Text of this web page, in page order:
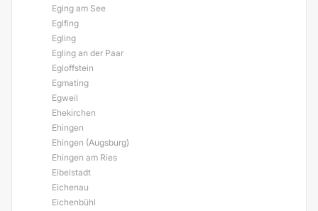
Eging am See
Eglfing
Egling
Egling an der Paar
Egloffstein
Egmating
Egweil
Ehekirchen
Ehingen
Ehingen (Augsburg)
Ehingen am Ries
Eibelstadt
Eichenau
Eichenbühl